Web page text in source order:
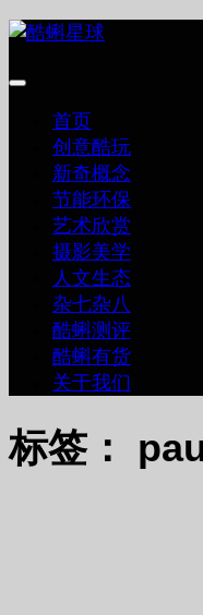
跳
内
首页
创意酷玩
新奇概念
节能环保
艺术欣赏
摄影美学
人文生态
杂七杂八
酷蝌测评
酷蝌有货
关于我们
标签：